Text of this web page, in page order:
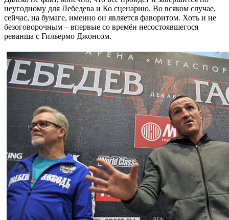
неугодному для Лебедева и Ко сценарию. Во всяком случае,
сейчас, на бумаге, именно он является фаворитом. Хоть и не
безоговорочным – впервые со времён несостоявшегося
реванша с Гильермо Джонсом.